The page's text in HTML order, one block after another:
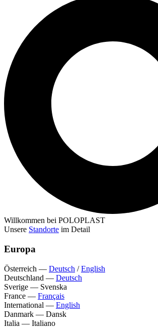
Willkommen bei POLOPLAST
Unsere Standorte im Detail
Europa
Österreich — Deutsch /English
Deutschland — Deutsch
Sverige — Svenska
France — Français
International — English
Danmark — Dansk
Italia — Italiano